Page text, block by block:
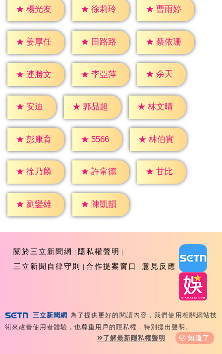
★ 楊光友 ★ 徐莉玲 ★ 曹雨婷
★ 姜厚任 ★ 田路路 ★ 蔡依珊
★ 連勝文 ★ 李亞萍 ★ 余天
★ 安迪 ★ 郭品超 ★ 林文晴
★ 彭康育 ★ 5566 ★ 林伯實
★ 徐乃麟 ★ 許常德 ★ 甘比
★ 劉鑾雄 ★ 陳凱韻
關於三立新聞網
隱私權聲明
三立新聞自律守則
合作提案窗口 意見反應
Reserved 版權所有 盜用必究 台北市內湖區舊宗路一段159
號 02-8792-8888
三立新聞網 為了提供更好的閱讀內容，我們使用相關網站技
術來改善使用者體驗，也尊重用戶的隱私權，特別提出聲明。
了解最新隱私權聲明
知道了